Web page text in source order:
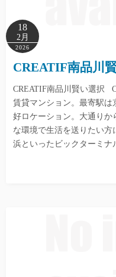
18
2月
2026
CREATIF南品川
CREATIF南品川賢い選択
賃貸マンション。最寄駅は
好ロケーション。大通りか
な環境で生活を送りたい
浜といったビックターミ